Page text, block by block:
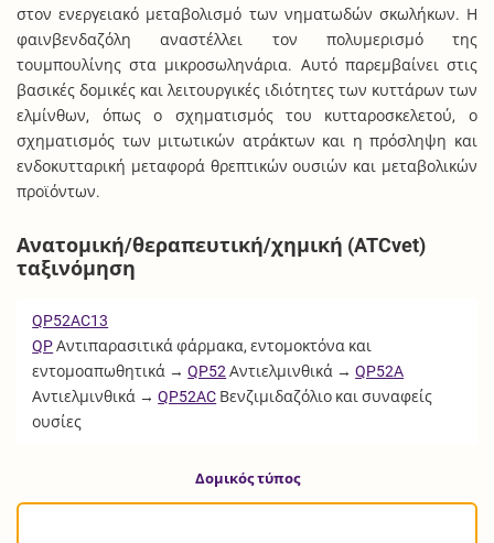
στον ενεργειακό μεταβολισμό των νηματωδών σκωλήκων. Η
φαινβενδαζόλη αναστέλλει τον πολυμερισμό της
τουμπουλίνης στα μικροσωληνάρια. Αυτό παρεμβαίνει στις
βασικές δομικές και λειτουργικές ιδιότητες των κυττάρων των
ελμίνθων, όπως ο σχηματισμός του κυτταροσκελετού, ο
σχηματισμός των μιτωτικών ατράκτων και η πρόσληψη και
ενδοκυτταρική μεταφορά θρεπτικών ουσιών και μεταβολικών
προϊόντων.
Ανατομική/θεραπευτική/χημική (ATCvet)
ταξινόμηση
QP52AC13
QPΑντιπαρασιτικά φάρμακα, εντομοκτόνα και
εντομοαπωθητικά →QP52 Αντιελμινθικά →QP52A
Αντιελμινθικά →QP52AC Βενζιμιδαζόλιο και συναφείς
ουσίες
Δομικός τύπος